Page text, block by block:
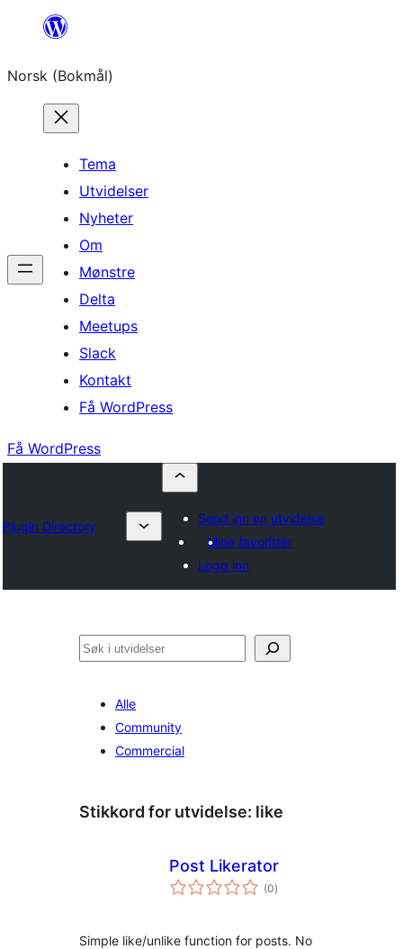
Hopp
innhold
Norsk (Bokmål)
Tema
Utvidelser
Nyheter
Om
Mønstre
Delta
Meetups
Slack
Kontakt
Få WordPress
Få WordPress
Plugin Directory
Send inn en utvidelse
Mine favoritter
Logg inn
Søk
Alle
Community
Commercial
Stikkord for utvidelse: like
Post Likerator
(0totale
vurderinger
)
Simple like/unlike function for posts. No